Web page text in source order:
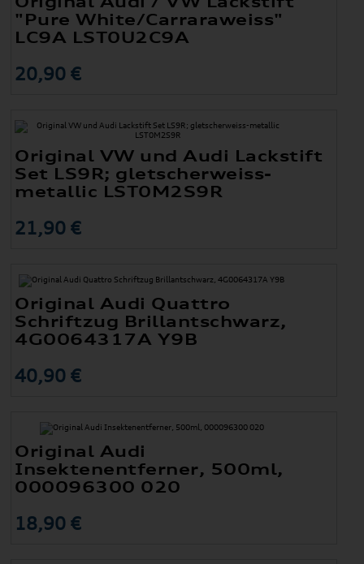
"Pure White/Carraraweiss"
LC9A LST0U2C9A
20,90 €
Original VW und Audi Lackstift
Set LS9R; gletscherweiss-
metallic LST0M2S9R
21,90 €
Original Audi Quattro
Schriftzug Brillantschwarz,
4G0064317A Y9B
40,90 €
Original Audi
Insektenentferner, 500ml,
000096300 020
18,90 €